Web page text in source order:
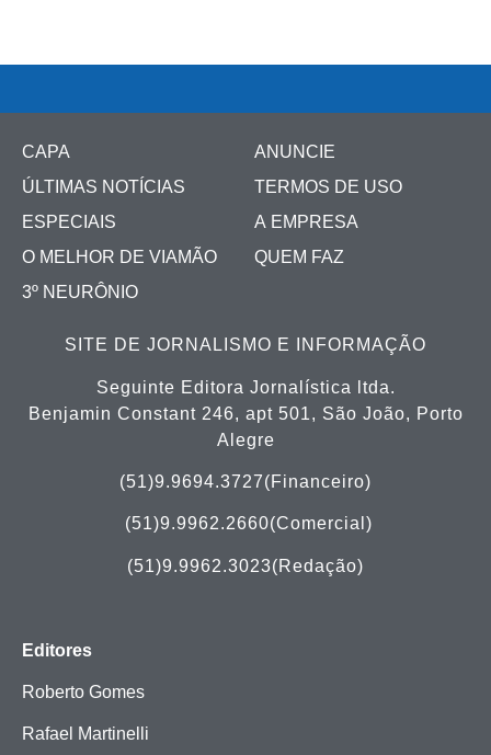
CAPA
ÚLTIMAS NOTÍCIAS
ESPECIAIS
O MELHOR DE VIAMÃO
3º NEURÔNIO
ANUNCIE
TERMOS DE USO
A EMPRESA
QUEM FAZ
SITE DE JORNALISMO E INFORMAÇÃO
Seguinte Editora Jornalística ltda.
Benjamin Constant 246, apt 501, São João, Porto
Alegre
(51)9.9694.3727(Financeiro)
(51)9.9962.2660(Comercial)
(51)9.9962.3023(Redação)
Editores
Roberto Gomes
Rafael Martinelli